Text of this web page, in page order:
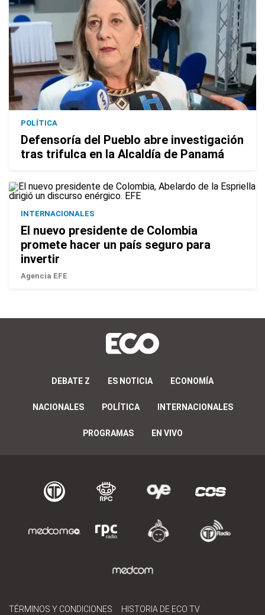
POLÍTICA
Defensoría del Pueblo abre investigación
tras trifulca en la Alcaldía de Panamá
INTERNACIONALES
El nuevo presidente de Colombia
promete hacer un país seguro para
invertir
Agencia EFE
DEBATE Z ES NOTICIA ECONOMÍA
NACIONALES POLÍTICA INTERNACIONALES
PROGRAMAS EN VIVO
TÉRMINOS Y CONDICIONES HISTORIA DE ECO TV